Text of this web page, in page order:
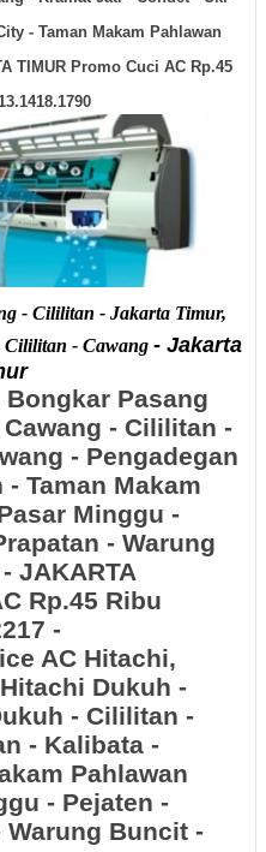
- Taman Makam Pahlawan
TIMUR Promo Cuci AC Rp.45
- Cililitan - Jakarta Timur,
Cililitan - Cawang - Jakarta
Pasang
- Cililitan -
- Pengadegan
Taman Makam
Minggu -
- Warung
JAKARTA
Rp.45 Ribu
-
AC Hitachi,
Dukuh -
- Cililitan -
- Kalibata -
Pahlawan
- Pejaten -
Warung Buncit -